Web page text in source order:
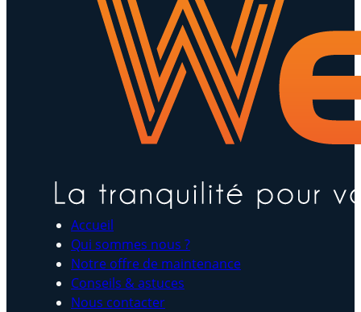
Accueil
Qui sommes nous ?
Notre offre de maintenance
Conseils & astuces
Nous contacter